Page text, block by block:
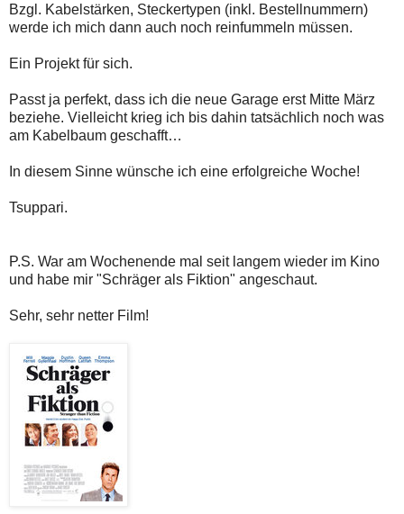
Bzgl. Kabelstärken, Steckertypen (inkl. Bestellnummern)
werde ich mich dann auch noch reinfummeln müssen.
Ein Projekt für sich.
Passt ja perfekt, dass ich die neue Garage erst Mitte März
beziehe. Vielleicht krieg ich bis dahin tatsächlich noch was
am Kabelbaum geschafft…
In diesem Sinne wünsche ich eine erfolgreiche Woche!
Tsuppari.
P.S. War am Wochenende mal seit langem wieder im Kino
und habe mir "Schräger als Fiktion" angeschaut.
Sehr, sehr netter Film!